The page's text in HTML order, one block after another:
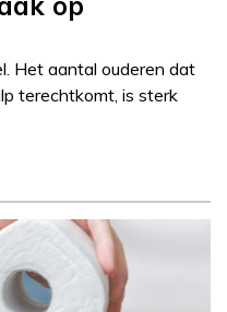
Het aantal ouderen dat
terechtkomt, is sterk